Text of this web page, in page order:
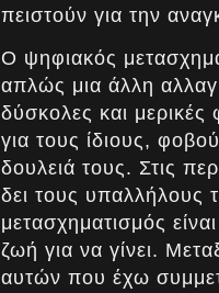
πειστούν για την
Ο ψηφιακός
απλώς μια άλλη
δύσκολες και μερικές
για τους ίδιους,
δουλειά τους. Στις
δει τους υπαλλήλους
μετασχηματισμός
ζωή για να γίνει.
αυτών που έχω